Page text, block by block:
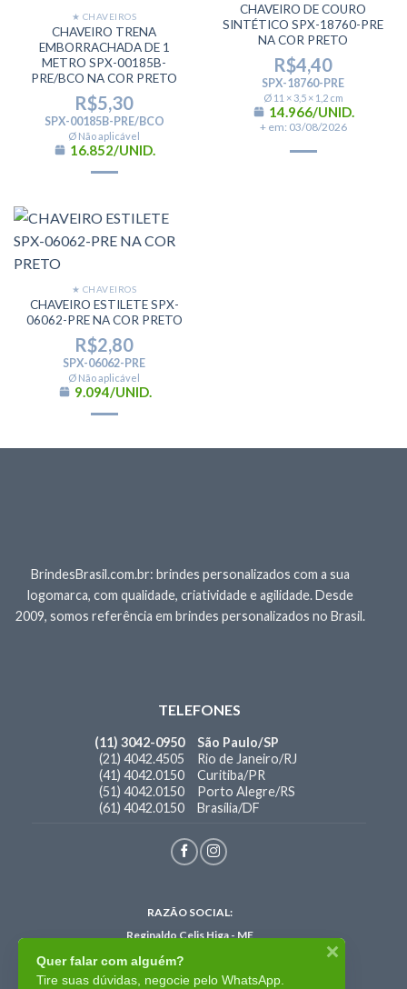
★ CHAVEIROS
CHAVEIRO TRENA
EMBORRACHADA DE 1
METRO SPX-00185B-
PRE/BCO NA COR PRETO
R$5,30
SPX-00185B-PRE/BCO
Ø Não aplicável
16.852/UNID.
CHAVEIRO DE COURO
SINTÉTICO SPX-18760-PRE
NA COR PRETO
R$4,40
SPX-18760-PRE
Ø 11 × 3,5 × 1,2 cm
14.966/UNID.
+ em: 03/08/2026
★ CHAVEIROS
CHAVEIRO ESTILETE SPX-
06062-PRE NA COR PRETO
R$2,80
SPX-06062-PRE
Ø Não aplicável
9.094/UNID.
BrindesBrasil.com.br: brindes personalizados com a sua
logomarca, com qualidade, criatividade e agilidade. Desde
2009, somos referência em brindes personalizados no Brasil.
TELEFONES
(11) 3042-0950
(21) 4042.4505
(41) 4042.0150
(51) 4042.0150
(61) 4042.0150
São Paulo/SP
Rio de Janeiro/RJ
Curitiba/PR
Porto Alegre/RS
Brasília/DF
RAZÃO SOCIAL:
Reginaldo Celis Higa - ME
I.E: 396.138.084.116
Quer falar com alguém?
Tire suas dúvidas, negocie pelo WhatsApp.